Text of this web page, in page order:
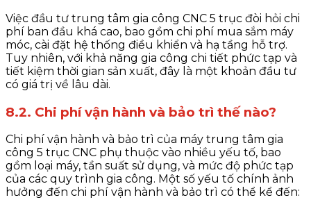
Việc đầu tư trung tâm gia công CNC 5 trục đòi hỏi chi
phí ban đầu khá cao, bao gồm chi phí mua sắm máy
móc, cài đặt hệ thống điều khiển và hạ tầng hỗ trợ.
Tuy nhiên, với khả năng gia công chi tiết phức tạp và
tiết kiệm thời gian sản xuất, đây là một khoản đầu tư
có giá trị về lâu dài.
8.2. Chi phí vận hành và bảo trì thế nào?
Chi phí vận hành và bảo trì của máy trung tâm gia
công 5 trục CNC phụ thuộc vào nhiều yếu tố, bao
gồm loại máy, tần suất sử dụng, và mức độ phức tạp
của các quy trình gia công. Một số yếu tố chính ảnh
hưởng đến chi phí vận hành và bảo trì có thể kể đến: